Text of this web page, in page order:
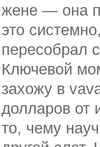
жене — она
это
пересобрал
Ключевой
захожу в
долларов от
то, чему